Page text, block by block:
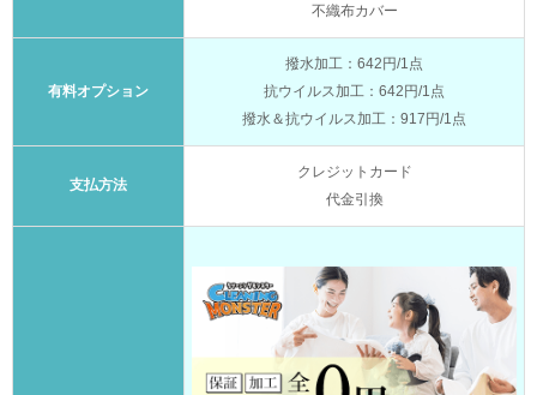
不織布カバー
有料オプション
撥水加工：642円/1点
抗ウイルス加工：642円/1点
撥水＆抗ウイルス加工：917円/1点
支払方法
クレジットカード
代金引換